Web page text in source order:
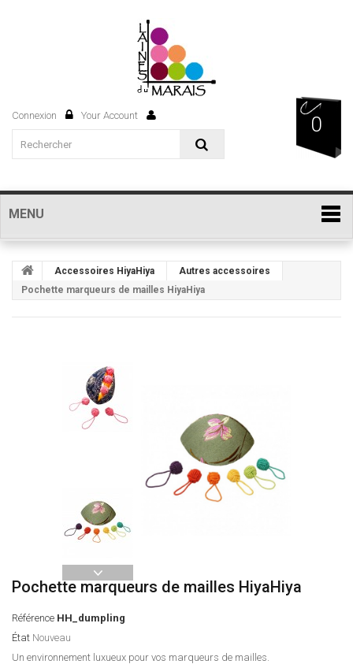
0
Connexion Your Account
MENU
Accessoires HiyaHiya
Autres accessoires
Pochette marqueurs de mailles HiyaHiya
Pochette marqueurs de mailles HiyaHiya
Référence HH_dumpling
État Nouveau
Un environnement luxueux pour vos marqueurs de mailles.